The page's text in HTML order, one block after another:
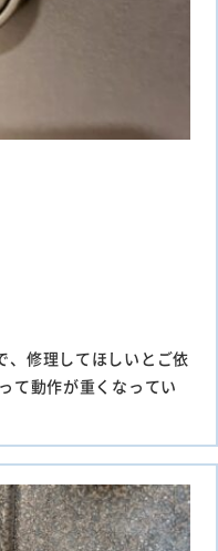
、修理してほしいとご依
て動作が重くなってい